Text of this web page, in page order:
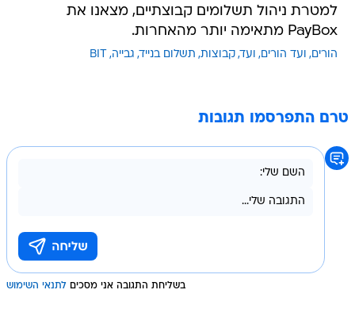
למטרת ניהול תשלומים קבוצתיים, מצאנו את
PayBox מתאימה יותר מהאחרות.
הורים ועד הורים ועד קבוצות תשלום בנייד גבייה BIT
טרם התפרסמו תגובות
בשליחת התגובה אני מסכים לתנאי השימוש